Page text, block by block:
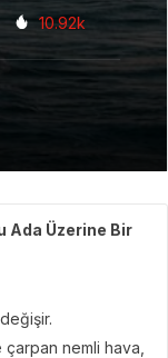
10.92k
Ada Üzerine Bir
çarpan nemli hava,